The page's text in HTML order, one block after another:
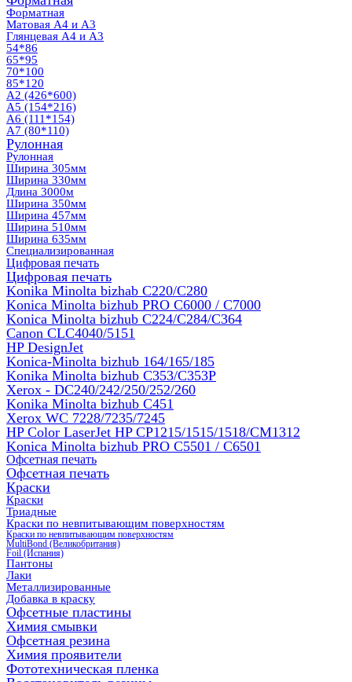
Форматная
Матовая А4 и А3
Глянцевая А4 и А3
54*86
65*95
70*100
85*120
А2 (426*600)
А5 (154*216)
А6 (111*154)
А7 (80*110)
Рулонная
Рулонная
Ширина 305мм
Ширина 330мм
Длина 3000м
Ширина 350мм
Ширина 457мм
Ширина 510мм
Ширина 635мм
Специализированная
Цифровая печать
Цифровая печать
Konika Minolta bizhab C220/C280
Konica Minolta bizhub PRO C6000 / C7000
Konica Minolta bizhub С224/С284/С364
Canon CLC4040/5151
HP DesignJet
Konica-Minolta bizhub 164/165/185
Konika Minolta bizhub C353/C353Р
Xerox - DC240/242/250/252/260
Konika Minolta bizhub C451
Xerox WC 7228/7235/7245
HP Color LaserJet HP CP1215/1515/1518/CM1312
Konica Minolta bizhub PRO С5501 / С6501
Офсетная печать
Офсетная печать
Краски
Краски
Триадные
Краски по невпитывающим поверхностям
Краски по невпитывающим поверхностям
MultiBond (Великобритания)
Foil (Испания)
Пантоны
Лаки
Металлизированные
Добавка в краску
Офсетные пластины
Химия смывки
Офсетная резина
Химия проявители
Фототехническая пленка